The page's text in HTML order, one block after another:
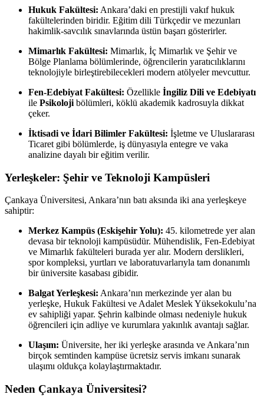
Hukuk Fakültesi: Ankara’daki en prestijli vakıf hukuk
fakültelerinden biridir. Eğitim dili Türkçedir ve mezunları
hakimlik-savcılık sınavlarında üstün başarı gösterirler.
Mimarlık Fakültesi: Mimarlık, İç Mimarlık ve Şehir ve
Bölge Planlama bölümlerinde, öğrencilerin yaratıcılıklarını
teknolojiyle birleştirebilecekleri modern atölyeler mevcuttur.
Fen-Edebiyat Fakültesi: Özellikle İngiliz Dili ve Edebiyatı
ile Psikoloji bölümleri, köklü akademik kadrosuyla dikkat
çeker.
İktisadi ve İdari Bilimler Fakültesi: İşletme ve Uluslararası
Ticaret gibi bölümlerde, iş dünyasıyla entegre ve vaka
analizine dayalı bir eğitim verilir.
Yerleşkeler: Şehir ve Teknoloji Kampüsleri
Çankaya Üniversitesi, Ankara’nın batı aksında iki ana yerleşkeye
sahiptir:
Merkez Kampüs (Eskişehir Yolu): 45. kilometrede yer alan
devasa bir teknoloji kampüsüdür. Mühendislik, Fen-Edebiyat
ve Mimarlık fakülteleri burada yer alır. Modern derslikleri,
spor kompleksi, yurtları ve laboratuvarlarıyla tam donanımlı
bir üniversite kasabası gibidir.
Balgat Yerleşkesi: Ankara’nın merkezinde yer alan bu
yerleşke, Hukuk Fakültesi ve Adalet Meslek Yüksekokulu’na
ev sahipliği yapar. Şehrin kalbinde olması nedeniyle hukuk
öğrencileri için adliye ve kurumlara yakınlık avantajı sağlar.
Ulaşım: Üniversite, her iki yerleşke arasında ve Ankara’nın
birçok semtinden kampüse ücretsiz servis imkanı sunarak
ulaşımı oldukça kolaylaştırmaktadır.
Neden Çankaya Üniversitesi?